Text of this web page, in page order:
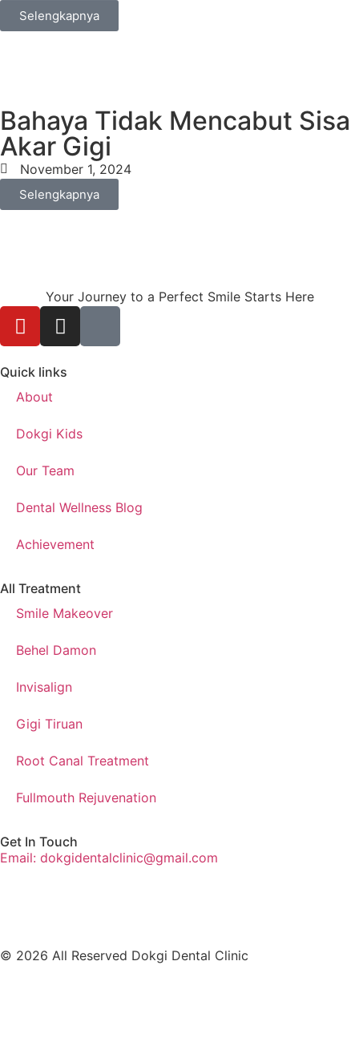
Selengkapnya
Bahaya Tidak Mencabut Sisa
Akar Gigi
November 1, 2024
Selengkapnya
Your Journey to a Perfect Smile Starts Here
Quick links
About
Dokgi Kids
Our Team
Dental Wellness Blog
Achievement
All Treatment
Smile Makeover
Behel Damon
Invisalign
Gigi Tiruan
Root Canal Treatment
Fullmouth Rejuvenation
Get In Touch
Email: dokgidentalclinic@gmail.com
© 2026 All Reserved Dokgi Dental Clinic